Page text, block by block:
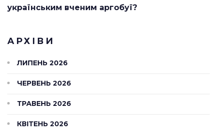
українським вченим аргобуї?
АРХІВИ
ЛИПЕНЬ 2026
ЧЕРВЕНЬ 2026
ТРАВЕНЬ 2026
КВІТЕНЬ 2026